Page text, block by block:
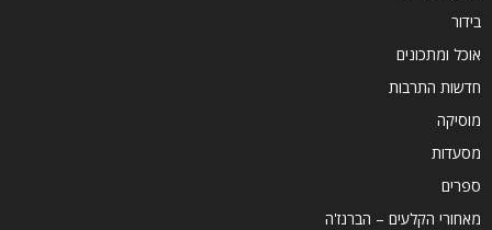
בידור
אוכל ומתכונים
חדשות התרבות
מוסיקה
מסעדות
ספרים
מאחורי הקלעים – הברנז'ה